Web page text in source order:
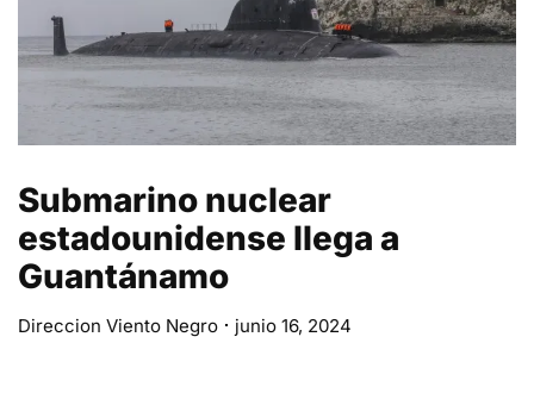
Submarino nuclear
estadounidense llega a
Guantánamo
Direccion Viento Negro junio 16, 2024